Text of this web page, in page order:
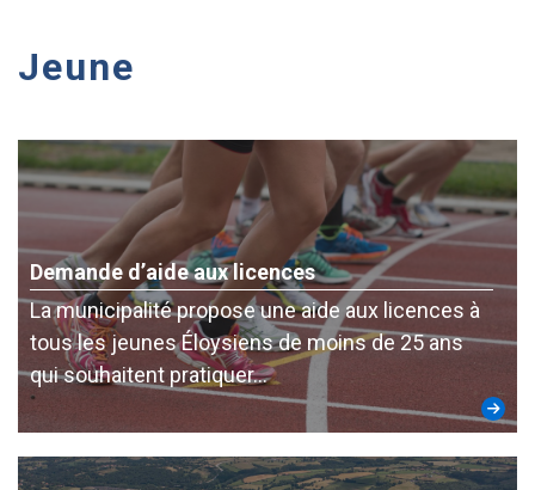
Jeune
Demande d’aide aux licences
La municipalité propose une aide aux licences à
tous les jeunes Éloysiens de moins de 25 ans
qui souhaitent pratiquer…